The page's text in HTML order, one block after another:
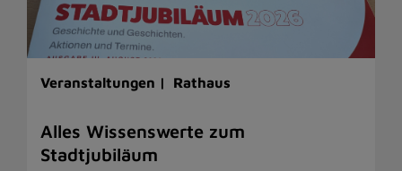
Veranstaltungen | Rathaus
Alles Wissenswerte zum
Stadtjubiläum